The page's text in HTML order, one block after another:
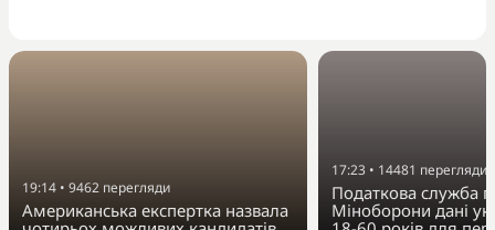
19:14 • 9462 перегляди
Американська експертка назвала
17:23 • 14481 перегляди
Податкова служба
Міноборони дані